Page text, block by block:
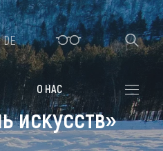
зимовка
О НАС
DE
искусств»